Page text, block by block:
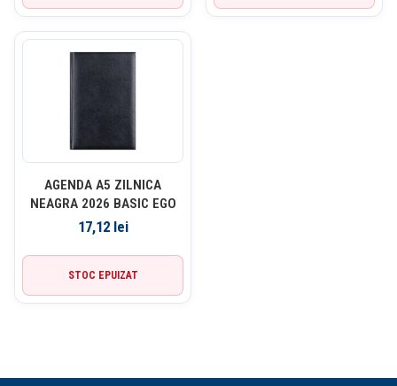
AGENDA A5 ZILNICA
NEAGRA 2026 BASIC EGO
17,12 lei
STOC EPUIZAT